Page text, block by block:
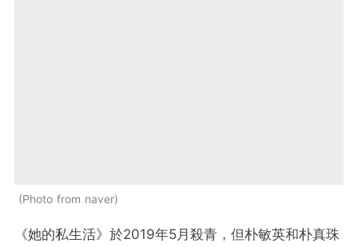
Photo from naver
《她的私生活》於2019年5月殺青，但朴敏英和朴真珠